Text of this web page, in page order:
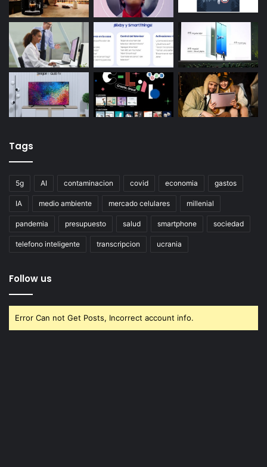
Tags
5g AI contaminacion covid economia gastos
IA medio ambiente mercado celulares millenial
pandemia presupuesto salud smartphone sociedad
telefono inteligente transcripcion ucrania
Follow us
Error Can not Get Posts, Incorrect account info.